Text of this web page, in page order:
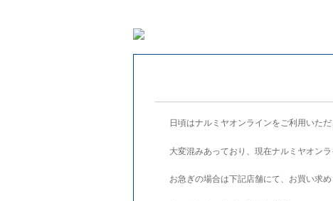
日頃はナルミヤオンラインをご利用いた
大変混みあっており、現在ナルミヤオン
お急ぎの場合は下記店舗にて、お買い求め